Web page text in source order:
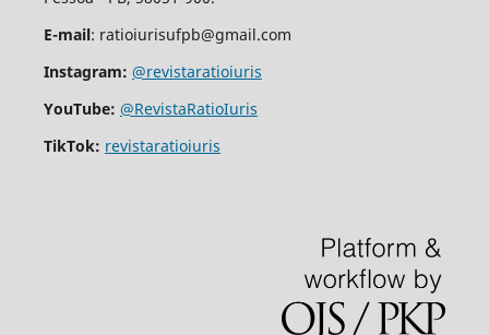
E-mail: ratioiurisufpb@gmail.com
Instagram: @revistaratioiuris
YouTube: @RevistaRatioIuris
TikTok: revistaratioiuris